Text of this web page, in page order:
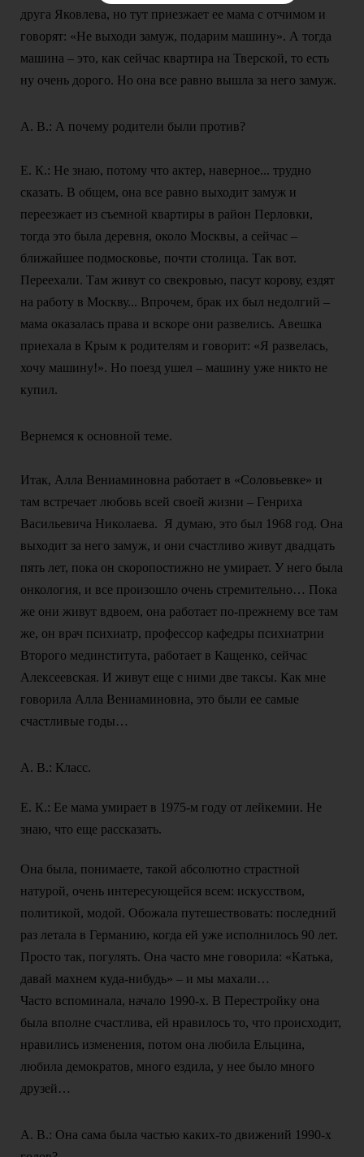
друга Яковлева, но тут приезжает ее мама с отчимом и
говорят: «Не выходи замуж, подарим машину». А тогда
машина – это, как сейчас квартира на Тверской, то есть
ну очень дорого. Но она все равно вышла за него замуж.
А. В.: А почему родители были против?
Е. К.: Не знаю, потому что актер, наверное... трудно
сказать. В общем, она все равно выходит замуж и
переезжает из съемной квартиры в район Перловки,
тогда это была деревня, около Москвы, а сейчас –
ближайшее подмосковье, почти столица. Так вот.
Переехали. Там живут со свекровью, пасут корову, ездят
на работу в Москву... Впрочем, брак их был недолгий –
мама оказалась права и вскоре они развелись. Авешка
приехала в Крым к родителям и говорит: «Я развелась,
хочу машину!». Но поезд ушел – машину уже никто не
купил.
Вернемся к основной теме.
Итак, Алла Вениаминовна работает в «Соловьевке» и
там встречает любовь всей своей жизни – Генриха
Васильевича Николаева. Я думаю, это был 1968 год. Она
выходит за него замуж, и они счастливо живут двадцать
пять лет, пока он скоропостижно не умирает. У него была
онкология, и все произошло очень стремительно… Пока
же они живут вдвоем, она работает по-прежнему все там
же, он врач психиатр, профессор кафедры психиатрии
Второго мединститута, работает в Кащенко, сейчас
Алексеевская. И живут еще с ними две таксы. Как мне
говорила Алла Вениаминовна, это были ее самые
счастливые годы…
А. В.: Класс.
Е. К.: Ее мама умирает в 1975-м году от лейкемии. Не
знаю, что еще рассказать.
Она была, понимаете, такой абсолютно страстной
натурой, очень интересующейся всем: искусством,
политикой, модой. Обожала путешествовать: последний
раз летала в Германию, когда ей уже исполнилось 90 лет.
Просто так, погулять. Она часто мне говорила: «Катька,
давай махнем куда-нибудь» – и мы махали…
Часто вспоминала, начало 1990-х. В Перестройку она
была вполне счастлива, ей нравилось то, что происходит,
нравились изменения, потом она любила Ельцина,
любила демократов, много ездила, у нее было много
друзей…
А. В.: Она сама была частью каких-то движений 1990-х